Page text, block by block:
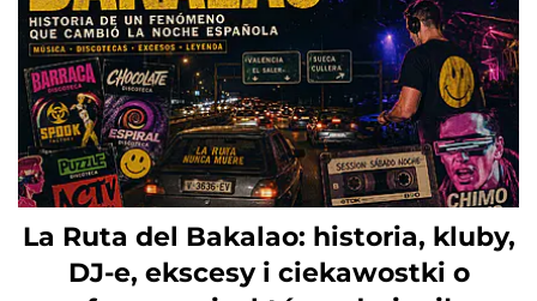
La Ruta del Bakalao: historia, kluby,
DJ-e, ekscesy i ciekawostki o